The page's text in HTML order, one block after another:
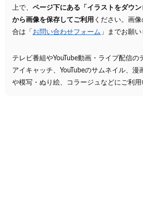
上で、 ページ下にある「イラストをダウ
から画像を保存してご利用 ください。画
合は「 お問い合わせフォーム 」までお願い
テレビ番組やYouTube動画・ライブ配信の
アイキャッチ、YouTubeのサムネイル、漫
や模写・ぬり絵、コラージュなどにご利用